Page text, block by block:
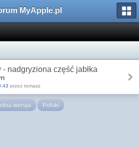
MyApple.pl
nadgryziona część jabłka
przez tomasz
wersja Polski